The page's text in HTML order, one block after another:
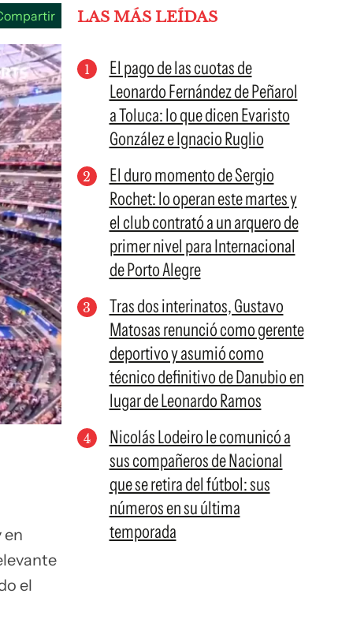
en
el
LAS MÁS LEÍDAS
El pago de las cuotas de
Leonardo Fernández de Peñarol
a Toluca: lo que dicen Evaristo
González e Ignacio Ruglio
El duro momento de Sergio
Rochet: lo operan este martes y
el club contrató a un arquero de
primer nivel para Internacional
de Porto Alegre
Tras dos interinatos, Gustavo
Matosas renunció como gerente
deportivo y asumió como
técnico definitivo de Danubio en
lugar de Leonardo Ramos
Nicolás Lodeiro le comunicó a
sus compañeros de Nacional
que se retira del fútbol: sus
números en su última
temporada